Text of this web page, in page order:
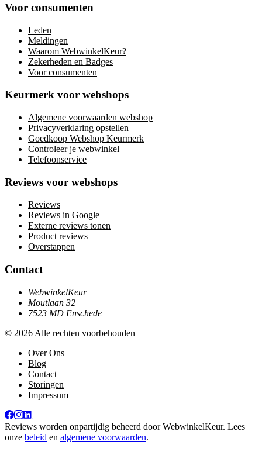
Voor consumenten
Leden
Meldingen
Waarom WebwinkelKeur?
Zekerheden en Badges
Voor consumenten
Keurmerk voor webshops
Algemene voorwaarden webshop
Privacyverklaring opstellen
Goedkoop Webshop Keurmerk
Controleer je webwinkel
Telefoonservice
Reviews voor webshops
Reviews
Reviews in Google
Externe reviews tonen
Product reviews
Overstappen
Contact
WebwinkelKeur
Moutlaan 32
7523 MD Enschede
© 2026 Alle rechten voorbehouden
Over Ons
Blog
Contact
Storingen
Impressum
Reviews worden onpartijdig beheerd doorWebwinkelKeur. Lees
onze beleid en algemene voorwaarden.